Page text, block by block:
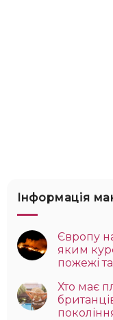
Інформація
Європу
яким
пожежі
Хто має